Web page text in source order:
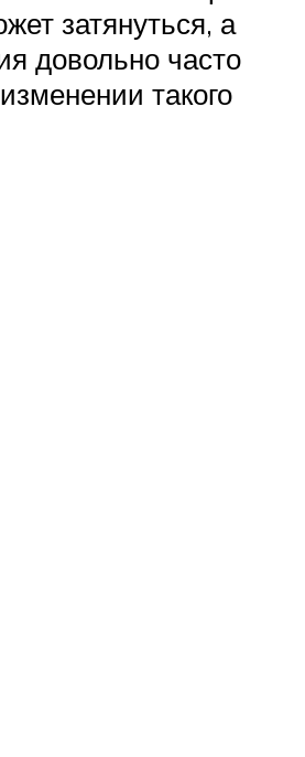
затянуться, а
довольно часто
такого